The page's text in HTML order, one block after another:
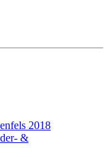
2018
&